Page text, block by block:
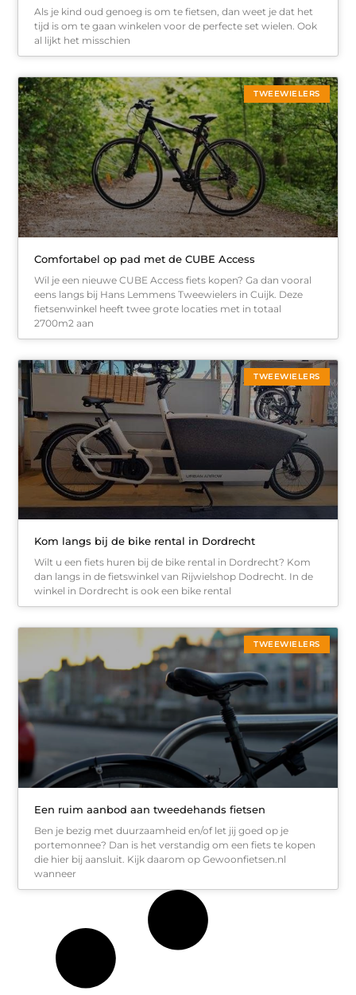
Als je kind oud genoeg is om te fietsen, dan weet je dat het
tijd is om te gaan winkelen voor de perfecte set wielen. Ook
al lijkt het misschien
TWEEWIELERS
Comfortabel op pad met de CUBE Access
Wil je een nieuwe CUBE Access fiets kopen? Ga dan vooral
eens langs bij Hans Lemmens Tweewielers in Cuijk. Deze
fietsenwinkel heeft twee grote locaties met in totaal
2700m2 aan
TWEEWIELERS
Kom langs bij de bike rental in Dordrecht
Wilt u een fiets huren bij de bike rental in Dordrecht? Kom
dan langs in de fietswinkel van Rijwielshop Dodrecht. In de
winkel in Dordrecht is ook een bike rental
TWEEWIELERS
Een ruim aanbod aan tweedehands fietsen
Ben je bezig met duurzaamheid en/of let jij goed op je
portemonnee? Dan is het verstandig om een fiets te kopen
die hier bij aansluit. Kijk daarom op Gewoonfietsen.nl
wanneer